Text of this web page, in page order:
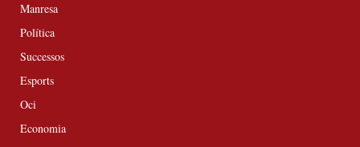
Manresa
Política
Successos
Esports
Oci
Economia